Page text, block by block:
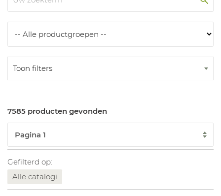
Toon filters
7585 producten gevonden
Gefilterd op:
Alle catalogi